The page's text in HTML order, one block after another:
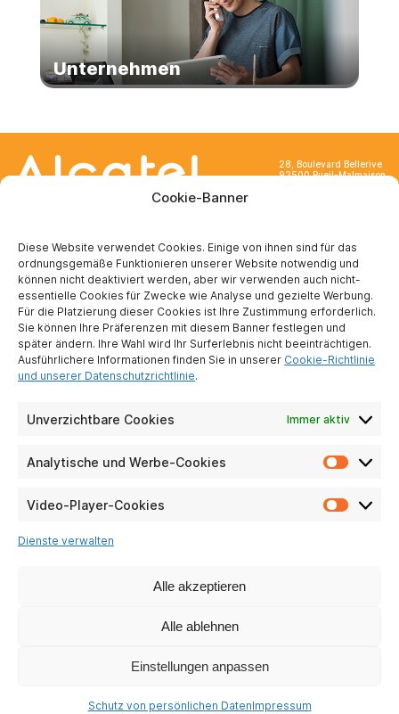
Cookie-Banner
Diese Website verwendet Cookies. Einige von ihnen sind für das
ordnungsgemäße Funktionieren unserer Website notwendig und
können nicht deaktiviert werden, aber wir verwenden auch nicht-
essentielle Cookies für Zwecke wie Analyse und gezielte Werbung.
Für die Platzierung dieser Cookies ist Ihre Zustimmung erforderlich.
Sie können Ihre Präferenzen mit diesem Banner festlegen und
später ändern. Ihre Wahl wird Ihr Surferlebnis nicht beeinträchtigen.
Ausführlichere Informationen finden Sie in unserer Cookie-Richtlinie
und unserer Datenschutzrichtlinie.
Unverzichtbare Cookies Immer aktiv
Analytische und Werbe-Cookies
Werbe-
Video-Player-Cookies
Video-
Dienste verwalten
Alle akzeptieren
Alle ablehnen
Einstellungen anpassen
Schutz von persönlichen DatenImpressum
Unternehmen
28, Boulevard Bellerive
92500 Rueil-Malmaison
ÜBER UNS
Wer sind wir ?
Partner werden
Kontaktiere uns
Impressum
personenbezogener
Particuliers
CSR
UNSERE SOZIALEN NETZWERKE